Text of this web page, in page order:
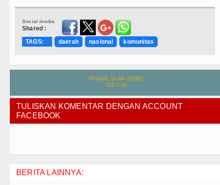
Social media
Shared :
TAGS:
daerah nasional komunitas
TULISKAN KOMENTAR DENGAN ACCOUNT
FACEBOOK
BERITA LAINNYA: